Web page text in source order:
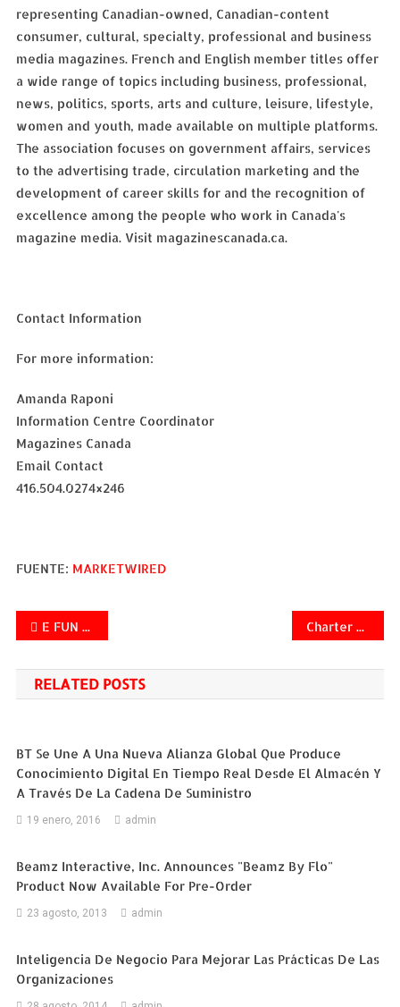
representing Canadian-owned, Canadian-content
consumer, cultural, specialty, professional and business
media magazines. French and English member titles offer
a wide range of topics including business, professional,
news, politics, sports, arts and culture, leisure, lifestyle,
women and youth, made available on multiple platforms.
The association focuses on government affairs, services
to the advertising trade, circulation marketing and the
development of career skills for and the recognition of
excellence among the people who work in Canada's
magazine media. Visit magazinescanada.ca.
Contact Information
For more information:
Amanda Raponi
Information Centre Coordinator
Magazines Canada
Email Contact
416.504.0274×246
FUENTE: MARKETWIRED
Navegación
de
entradas
E FUN Announces Dual Core Android 4.1 Nextbook Tablets With Google Play Available From Hastings Charter Media Selects TelVue for Eastern Division Network Expansion
RELATED POSTS
BT Se Une A Una Nueva Alianza Global Que Produce
Conocimiento Digital En Tiempo Real Desde El Almacén Y
A Través De La Cadena De Suministro
19 enero, 2016 admin
Beamz Interactive, Inc. Announces "Beamz By Flo"
Product Now Available For Pre-Order
23 agosto, 2013 admin
Inteligencia De Negocio Para Mejorar Las Prácticas De Las
Organizaciones